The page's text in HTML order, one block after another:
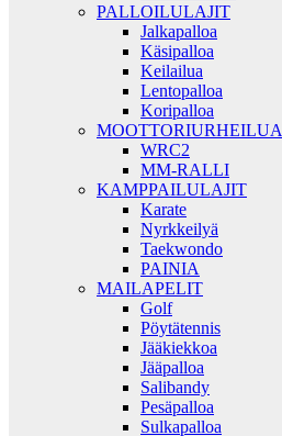
PALLOILULAJIT
Jalkapalloa
Käsipalloa
Keilailua
Lentopalloa
Koripalloa
MOOTTORIURHEILUA
WRC2
MM-RALLI
KAMPPAILULAJIT
Karate
Nyrkkeilyä
Taekwondo
PAINIA
MAILAPELIT
Golf
Pöytätennis
Jääkiekkoa
Jääpalloa
Salibandy
Pesäpalloa
Sulkapalloa